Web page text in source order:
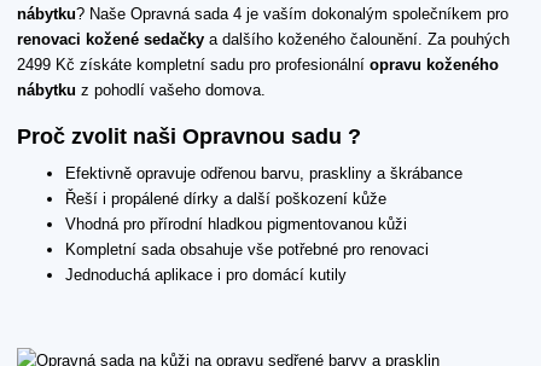
nábytku? Naše Opravná sada 4 je vaším dokonalým společníkem pro
renovaci kožené sedačky a dalšího koženého čalounění. Za pouhých
2499 Kč získáte kompletní sadu pro profesionální opravu koženého
nábytku z pohodlí vašeho domova.
Proč zvolit naši Opravnou sadu ?
Efektivně opravuje odřenou barvu, praskliny a škrábance
Řeší i propálené dírky a další poškození kůže
Vhodná pro přírodní hladkou pigmentovanou kůži
Kompletní sada obsahuje vše potřebné pro renovaci
Jednoduchá aplikace i pro domácí kutily